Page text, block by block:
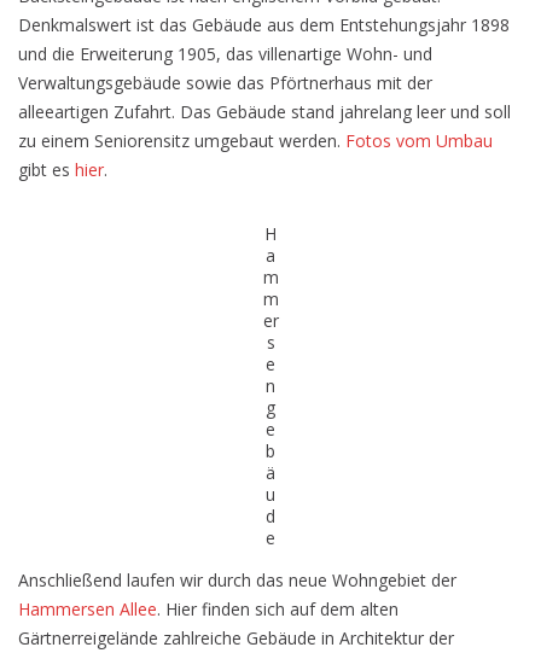
Denkmalswert ist das Gebäude aus dem Entstehungsjahr 1898
und die Erweiterung 1905, das villenartige Wohn- und
Verwaltungsgebäude sowie das Pförtnerhaus mit der
alleeartigen Zufahrt. Das Gebäude stand jahrelang leer und soll
zu einem Seniorensitz umgebaut werden. Fotos vom Umbau
gibt es hier.
H
a
m
m
er
s
e
n
g
e
b
ä
u
d
e
Anschließend laufen wir durch das neue Wohngebiet der
Hammersen Allee. Hier finden sich auf dem alten
Gärtnerreigelände zahlreiche Gebäude in Architektur der